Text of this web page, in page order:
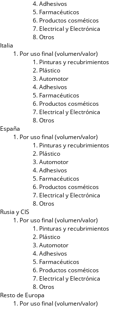
Adhesivos
Farmacéuticos
Productos cosméticos
Electrical y Electrónica
Otros
Italia
Por uso final (volumen/valor)
Pinturas y recubrimientos
Plástico
Automotor
Adhesivos
Farmacéuticos
Productos cosméticos
Electrical y Electrónica
Otros
España
Por uso final (volumen/valor)
Pinturas y recubrimientos
Plástico
Automotor
Adhesivos
Farmacéuticos
Productos cosméticos
Electrical y Electrónica
Otros
Rusia y CIS
Por uso final (volumen/valor)
Pinturas y recubrimientos
Plástico
Automotor
Adhesivos
Farmacéuticos
Productos cosméticos
Electrical y Electrónica
Otros
Resto de Europa
Por uso final (volumen/valor)